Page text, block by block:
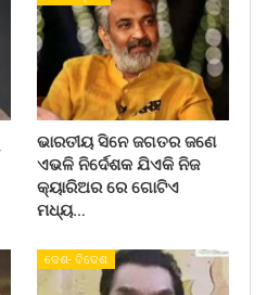
ଭାରତୀୟ ସିନେ ଜଗତର ଜଣେ
ଏଭଳି ନିର୍ଦେଶକ ଯିଏକି ନିଜ
କ୍ୟାରିଅର ରେ ଗୋଟିଏ
ମଧ୍ୟ…
ଦେଶ- ବିଦେଶ